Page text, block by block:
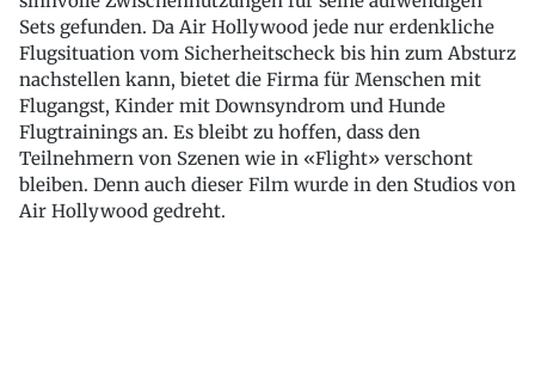
Sets gefunden. Da Air Hollywood jede nur erdenkliche
Flugsituation vom Sicherheitscheck bis hin zum Absturz
nachstellen kann, bietet die Firma für Menschen mit
Flugangst, Kinder mit Downsyndrom und Hunde
Flugtrainings an. Es bleibt zu hoffen, dass den
Teilnehmern von Szenen wie in «Flight» verschont
bleiben. Denn auch dieser Film wurde in den Studios von
Air Hollywood gedreht.